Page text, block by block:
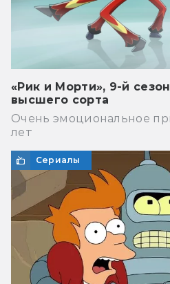
«Рик и Морти», 9-й
высшего сорта
Очень эмоциональное
лет
Сериалы